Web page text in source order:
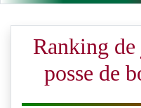
Ranking
posse de